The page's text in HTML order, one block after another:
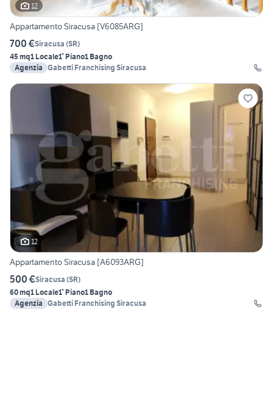
12
Appartamento Siracusa [V6085ARG]
700 €Siracusa (SR)
45 mq1 Locale1° Piano1 Bagno
Agenzia Gabetti Franchising Siracusa
12
Appartamento Siracusa [A6093ARG]
500 €Siracusa (SR)
60 mq1 Locale1° Piano1 Bagno
Agenzia Gabetti Franchising Siracusa